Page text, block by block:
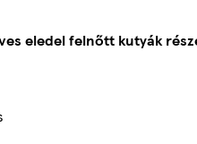
eledel felnőtt kutyák